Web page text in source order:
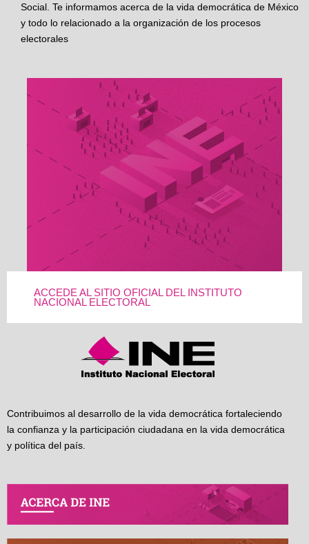
Social. Te informamos acerca de la vida democrática de México
y todo lo relacionado a la organización de los procesos
electorales
ACCEDE AL SITIO OFICIAL DEL INSTITUTO
NACIONAL ELECTORAL
Contribuimos al desarrollo de la vida democrática fortaleciendo
la confianza y la participación ciudadana en la vida democrática
y política del país.